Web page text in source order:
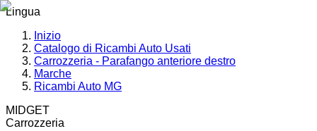
Lingua
Inizio
Catalogo di Ricambi Auto Usati
Carrozzeria - Parafango anteriore destro
Marche
Ricambi Auto MG
MIDGET
Carrozzeria